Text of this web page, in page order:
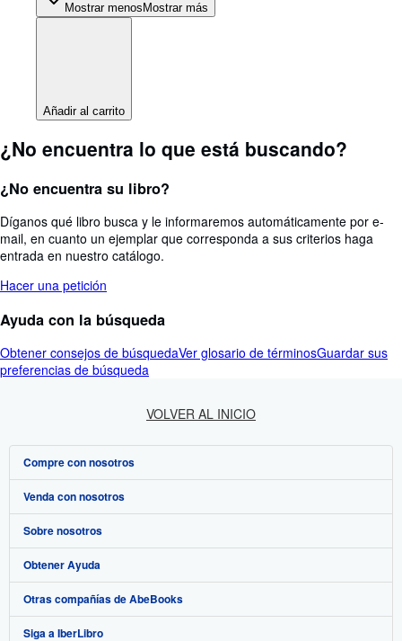
Mostrar menos Mostrar más
Añadir al carrito
¿No encuentra lo que está buscando?
¿No encuentra su libro?
Díganos qué libro busca y le informaremos automáticamente por e-
mail, en cuanto un ejemplar que corresponda a sus criterios haga
entrada en nuestro catálogo.
Hacer una petición
Ayuda con la búsqueda
Obtener consejos de búsquedaVer glosario de términosGuardar sus
preferencias de búsqueda
VOLVER AL INICIO
Compre con nosotros
Búsqueda avanzada
Colecciones
Mi cuenta
Mis pedidos
Ver carrito
Venda con nosotros
Comenzar a vender
Únase a nuestro programa de afiliados
Recomiende un vendedor
Sobre nosotros
Sobre IberLibro
Medios
Empleo
Obtener Ayuda
Preguntas frecuentes y guías
Atención al Cliente
Otras compañías de AbeBooks
AbeBooks.com
Siga a IberLibro